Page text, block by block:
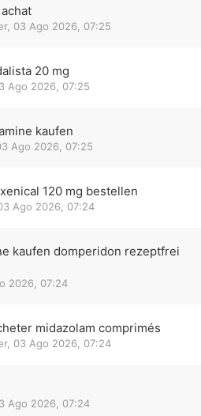
, 03 Ago 2026, 07:25
20 mg
Ago 2026, 07:25
kaufen
Ago 2026, 07:25
120 mg bestellen
Ago 2026, 07:24
kaufen domperidon rezeptfrei
2026, 07:24
midazolam comprimés
, 03 Ago 2026, 07:24
Ago 2026, 07:24